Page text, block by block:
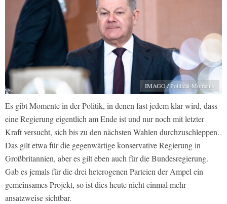
IMAGO / Political-Moments
Es gibt Momente in der Politik, in denen fast jedem klar wird, dass
eine Regierung eigentlich am Ende ist und nur noch mit letzter
Kraft versucht, sich bis zu den nächsten Wahlen durchzuschleppen.
Das gilt etwa für die gegenwärtige konservative Regierung in
Großbritannien, aber es gilt eben auch für die Bundesregierung.
Gab es jemals für die drei heterogenen Parteien der Ampel ein
gemeinsames Projekt, so ist dies heute nicht einmal mehr
ansatzweise sichtbar.